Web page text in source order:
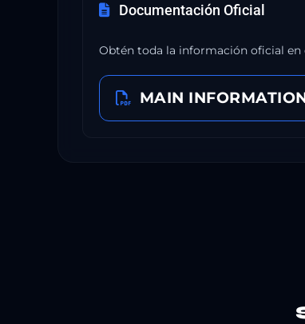
Documentación Oficial
Obtén toda la información oficial en
MAIN